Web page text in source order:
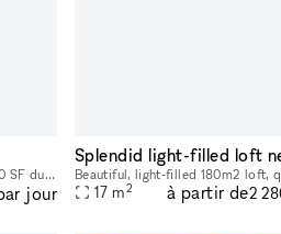
Situated in SoHo's fashion hub, our 4700 SF duplex, the Wooster Vogue Showroom, offers a prime location for Fashion Week showcases. Split between the ground and lower levels, it's perfectly configure
jour 17 m2 à partir de2